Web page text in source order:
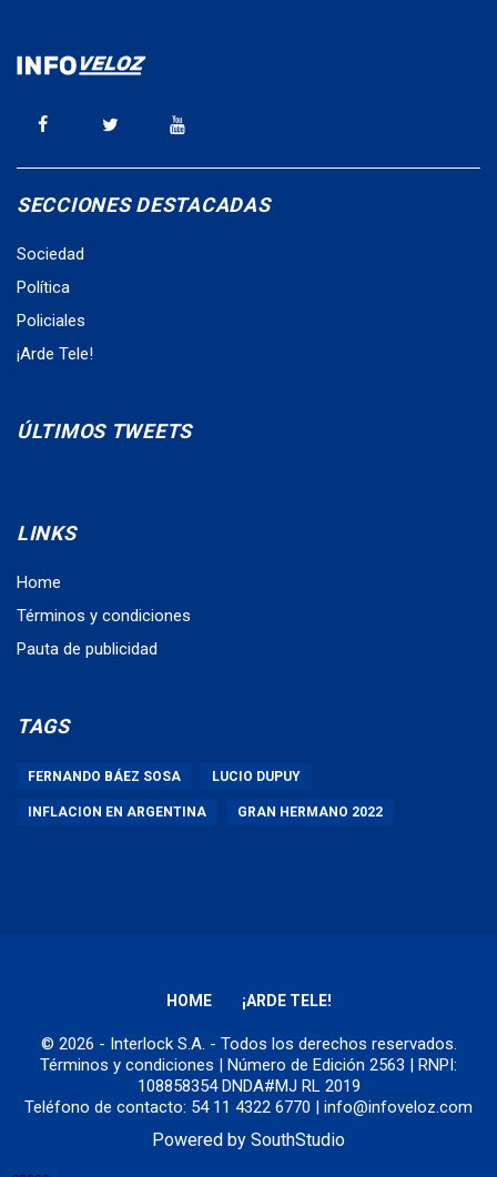
SECCIONES DESTACADAS
Sociedad
Política
Policiales
¡Arde Tele!
ÚLTIMOS TWEETS
LINKS
Home
Términos y condiciones
Pauta de publicidad
TAGS
FERNANDO BÁEZ SOSA LUCIO DUPUY
INFLACION EN ARGENTINA GRAN HERMANO 2022
HOME ¡ARDE TELE!
© 2026 - Interlock S.A. - Todos los derechos reservados.
Términos y condiciones | Número de Edición 2563 | RNPI:
108858354 DNDA#MJ RL 2019
Teléfono de contacto: 54 11 4322 6770 | info@infoveloz.com
Powered by SouthStudio